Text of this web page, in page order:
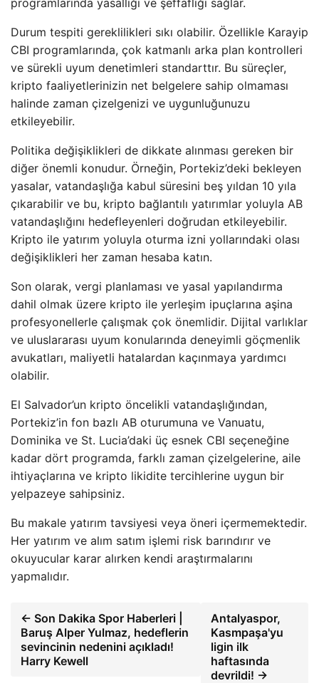
Durum tespiti gereklilikleri sıkı olabilir. Özellikle Karayip
CBI programlarında, çok katmanlı arka plan kontrolleri
ve sürekli uyum denetimleri standarttır. Bu süreçler,
kripto faaliyetlerinizin net belgelere sahip olmaması
halinde zaman çizelgenizi ve uygunluğunuzu
etkileyebilir.
Politika değişiklikleri de dikkate alınması gereken bir
diğer önemli konudur. Örneğin, Portekiz’deki bekleyen
yasalar, vatandaşlığa kabul süresini beş yıldan 10 yıla
çıkarabilir ve bu, kripto bağlantılı yatırımlar yoluyla AB
vatandaşlığını hedefleyenleri doğrudan etkileyebilir.
Kripto ile yatırım yoluyla oturma izni yollarındaki olası
değişiklikleri her zaman hesaba katın.
Son olarak, vergi planlaması ve yasal yapılandırma
dahil olmak üzere kripto ile yerleşim ipuçlarına aşina
profesyonellerle çalışmak çok önemlidir. Dijital varlıklar
ve uluslararası uyum konularında deneyimli göçmenlik
avukatları, maliyetli hatalardan kaçınmaya yardımcı
olabilir.
El Salvador’un kripto öncelikli vatandaşlığından,
Portekiz’in fon bazlı AB oturumuna ve Vanuatu,
Dominika ve St. Lucia’daki üç esnek CBI seçeneğine
kadar dört programda, farklı zaman çizelgelerine, aile
ihtiyaçlarına ve kripto likidite tercihlerine uygun bir
yelpazeye sahipsiniz.
Bu makale yatırım tavsiyesi veya öneri içermemektedir.
Her yatırım ve alım satım işlemi risk barındırır ve
okuyucular karar alırken kendi araştırmalarını
yapmalıdır.
← Son Dakika Spor Haberleri |
Baruş Alper Yulmaz, hedeflerin
sevincinin nedenini açıkladı!
Harry Kewell
Antalyaspor,
Kasmpaşa'yu
ligin ilk
haftasında
devrildi! →